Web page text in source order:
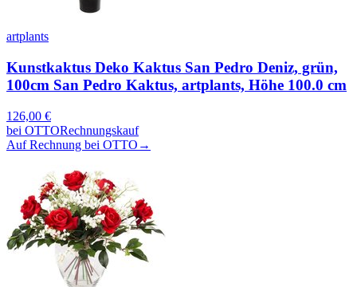
artplants
Kunstkaktus Deko Kaktus San Pedro Deniz, grün,
100cm San Pedro Kaktus, artplants, Höhe 100.0 cm
126,00 €
bei OTTORechnungskauf
Auf Rechnung bei OTTO →